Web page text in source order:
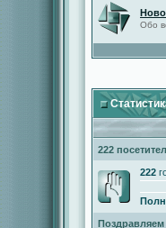
Обо
222
222